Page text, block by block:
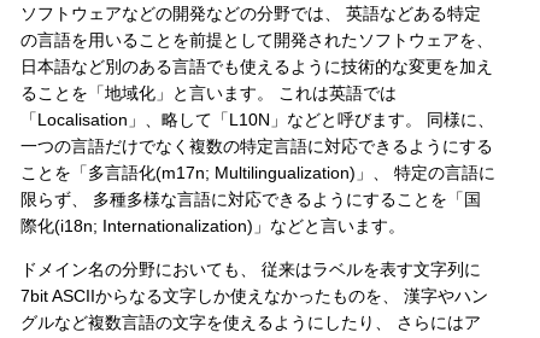
ソフトウェアなどの開発などの分野では、 英語などある特定
の言語を用いることを前提として開発されたソフトウェアを、
日本語など別のある言語でも使えるように技術的な変更を加え
ることを「地域化」と言います。 これは英語では
「Localisation」、略して「L10N」などと呼びます。 同様に、
一つの言語だけでなく複数の特定言語に対応できるようにする
ことを「多言語化(m17n; Multilingualization)」、 特定の言語に
限らず、 多種多様な言語に対応できるようにすることを「国
際化(i18n; Internationalization)」などと言います。
ドメイン名の分野においても、 従来はラベルを表す文字列に
7bit ASCIIからなる文字しか使えなかったものを、 漢字やハン
グルなど複数言語の文字を使えるようにしたり、 さらにはア